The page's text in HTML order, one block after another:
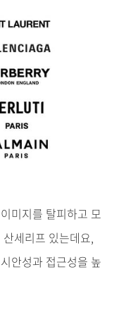
이미지를 탈피하고 모
산세리프 있는데요,
시안성과 접근성을 높